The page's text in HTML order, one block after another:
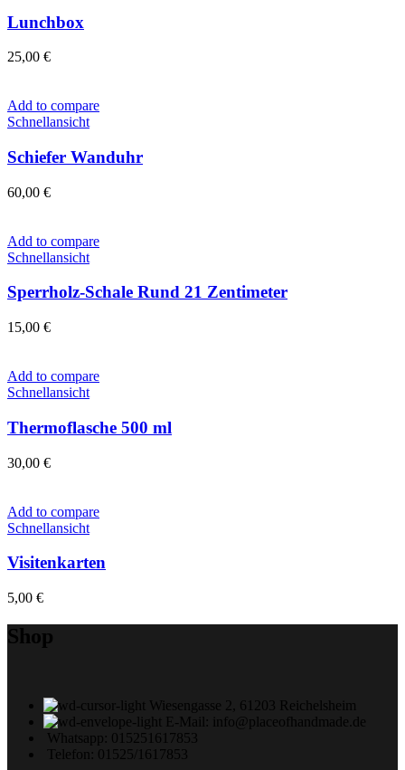
Lunchbox
25,00 €
Add to compare
Schnellansicht
Schiefer Wanduhr
60,00 €
Add to compare
Schnellansicht
Sperrholz-Schale Rund 21 Zentimeter
15,00 €
Add to compare
Schnellansicht
Thermoflasche 500 ml
30,00 €
Add to compare
Schnellansicht
Visitenkarten
5,00 €
Shop
Wiesengasse 2, 61203 Reichelsheim
E-Mail: info@placeofhandmade.de
Whatsapp: 015251617853
Telefon: 01525/1617853